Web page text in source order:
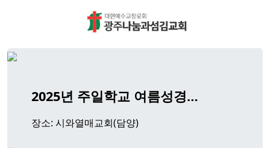
2025년 주일학교 여름성경…
장소: 시와열매교회(담양)